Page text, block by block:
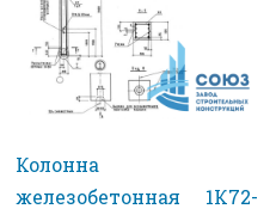
Колонна
железобетонная 1К72-